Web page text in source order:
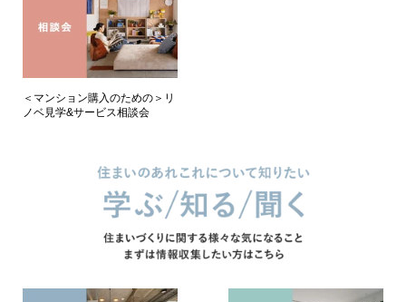
＜マンション購入のための＞リ
ノベ見学&サービス相談会